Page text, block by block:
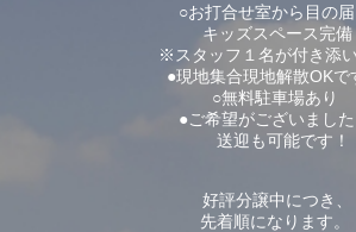
○お打合せ室から目の届
キッズスペース完備
※スタッフ１名が付き添い
●現地集合現地解散OKで
○無料駐車場あり
●ご希望がございました
送迎も可能です！
好評分譲中につき、
先着順になります。